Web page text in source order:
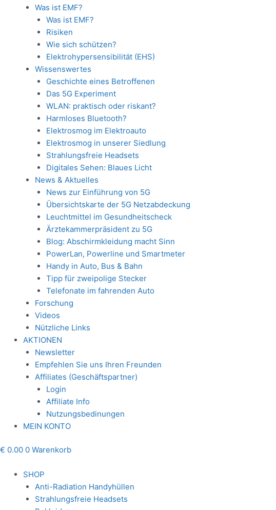
Was ist EMF?
Was ist EMF?
Risiken
Wie sich schützen?
Elektrohypersensibilität (EHS)
Wissenswertes
Geschichte eines Betroffenen
Das 5G Experiment
WLAN: praktisch oder riskant?
Harmloses Bluetooth?
Elektrosmog im Elektroauto
Elektrosmog in unserer Siedlung
Strahlungsfreie Headsets
Digitales Sehen: Blaues Licht
News & Aktuelles
News zur Einführung von 5G
Übersichtskarte der 5G Netzabdeckung
Leuchtmittel im Gesundheitscheck
Ärztekammerpräsident zu 5G
Blog: Abschirmkleidung macht Sinn
PowerLan, Powerline und Smartmeter
Handy in Auto, Bus & Bahn
Tipp für zweipolige Stecker
Telefonate im fahrenden Auto
Forschung
Videos
Nützliche Links
AKTIONEN
Newsletter
Empfehlen Sie uns Ihren Freunden
Affiliates (Geschäftspartner)
Login
Affiliate Info
Nutzungsbedinungen
MEIN KONTO
€ 0.00 0 Warenkorb
SHOP
Anti-Radiation Handyhüllen
Strahlungsfreie Headsets